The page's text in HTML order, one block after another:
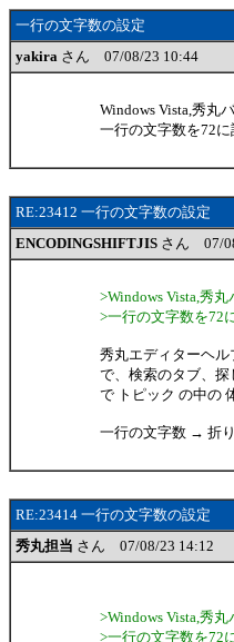
一行の文字数の設定
yakira さん 07/08/23 10:44
Windows Vista,秀丸
一行の文字数を72
RE:23412 一行の文字数の設定
ENCODINGSHIFTJIS さん 07/
>Windows Vista,秀丸
>一行の文字数を72
秀丸エディターヘル
で、検索のタブ、
で トピック の中の
一行の文字数 → 折
RE:23414 一行の文字数の設定
秀丸担当 さん 07/08/23 14:12
>Windows Vista,秀丸
>一行の文字数を72